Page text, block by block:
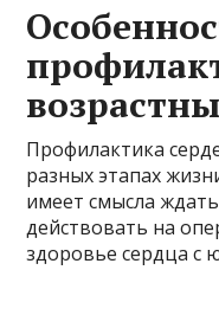
Профилактика
разных этапах
имеет смысла
действовать на
здоровье сердца с